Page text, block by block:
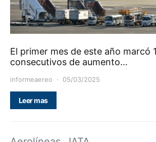
El primer mes de este año marcó
consecutivos de aumento…
informeaereo 05/03/2025
Leer mas